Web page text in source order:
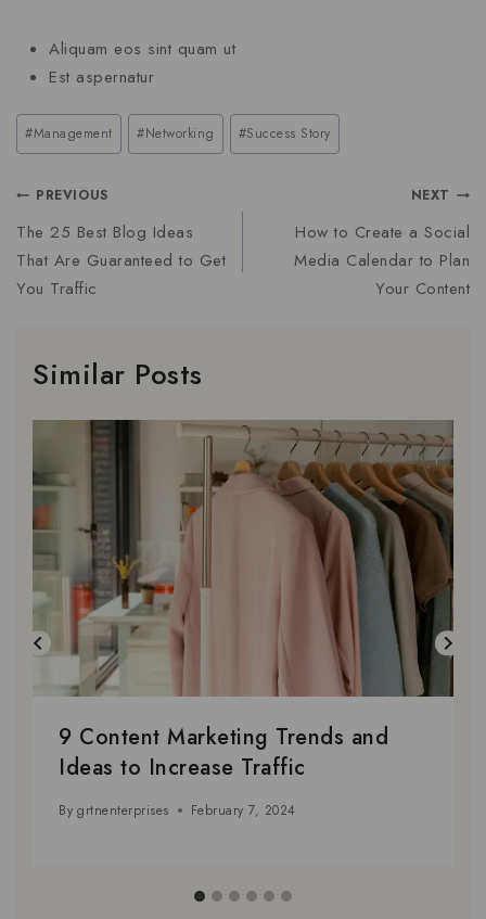
Aliquam eos sint quam ut
Est aspernatur
#Management #Networking #Success Story
PREVIOUS
The 25 Best Blog Ideas
That Are Guaranteed to Get
You Traffic
NEXT
How to Create a Social
Media Calendar to Plan
Your Content
Similar Posts
9 Content Marketing Trends and
Ideas to Increase Traffic
By grtnenterprises February 7, 2024